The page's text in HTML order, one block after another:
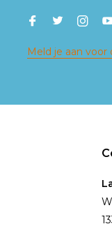
Meld je aan